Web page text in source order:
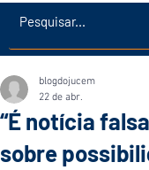
“É notícia
sobre
blogdojucem
22 de abr.